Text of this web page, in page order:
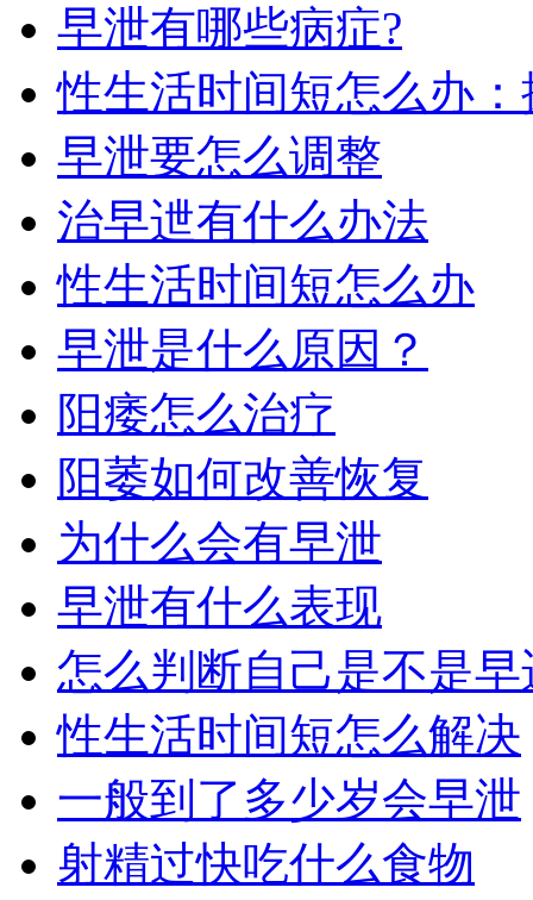
早泄有哪些病症?
性生活时间短怎么办
早泄要怎么调整
治早迣有什么办法
性生活时间短怎么办
早泄是什么原因？
阳痿怎么治疗
阳萎如何改善恢复
为什么会有早泄
早泄有什么表现
怎么判断自己是不是早
性生活时间短怎么解决
一般到了多少岁会早泄
射精过快吃什么食物